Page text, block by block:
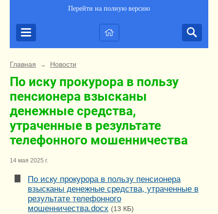
Перейти на полную версию
Главная → Новости
По иску прокурора в пользу
пенсионера взысканы
денежные средства,
утраченные в результате
телефонного мошенничества
14 мая 2025 г.
По иску прокурора в пользу пенсионера
взысканы денежные средства, утраченные в
результате телефонного
мошенничества.docx (13 КБ)